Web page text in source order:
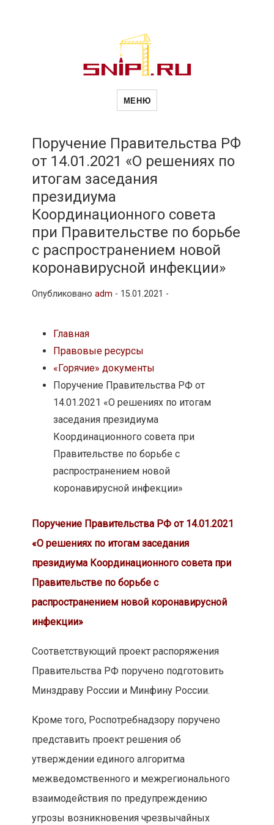
Новости
и
другие связанные со стройкой
рубрики
МЕНЮ
Поручение Правительства РФ
от 14.01.2021 «О решениях по
итогам заседания
президиума
Координационного совета
при Правительстве по борьбе
с распространением новой
коронавирусной инфекции»
Опубликовано adm - 15.01.2021 -
Главная
Правовые ресурсы
«Горячие» документы
Поручение Правительства РФ от
14.01.2021 «О решениях по итогам
заседания президиума
Координационного совета при
Правительстве по борьбе с
распространением новой
коронавирусной инфекции»
Поручение Правительства РФ от 14.01.2021
«О решениях по итогам заседания
президиума Координационного совета при
Правительстве по борьбе с
распространением новой коронавирусной
инфекции»
Соответствующий проект распоряжения
Правительства РФ поручено подготовить
Минздраву России и Минфину России.
Кроме того, Роспотребнадзору поручено
представить проект решения об
утверждении единого алгоритма
межведомственного и межрегионального
взаимодействия по предупреждению
угрозы возникновения чрезвычайных